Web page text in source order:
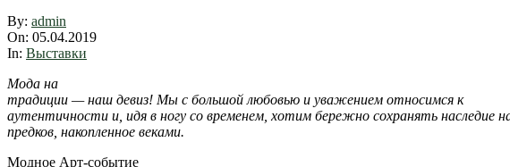
2019-
04-
05
By: admin
On: 05.04.2019
In: Выставки
Мода на
традиции — наш девиз! Мы с большой любовью и уважением относимся к
аутентичности и, идя в ногу со временем, хотим бережно сохранять наследие
предков, накопленное веками.
Модное Арт-событие